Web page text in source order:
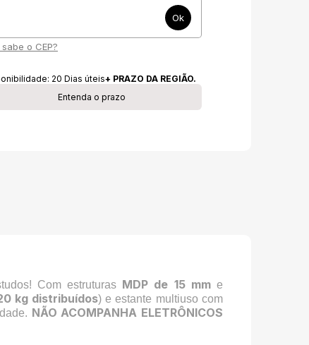
sabe o CEP?
20 Dias úteis+ PRAZO DA REGIÃO.
Entenda o prazo
Com estruturas MDP de 15 mme
kg distribuídos) e estante multiuso com
NÃO ACOMPANHA ELETRÔNICOS